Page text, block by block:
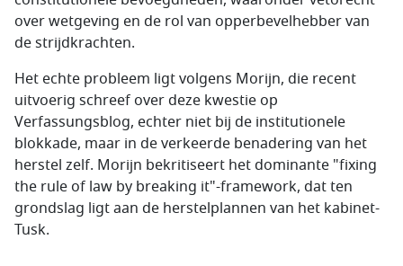
over wetgeving en de rol van opperbevelhebber van
de strijdkrachten.
Het echte probleem ligt volgens Morijn, die recent
uitvoerig schreef over deze kwestie op
Verfassungsblog, echter niet bij de institutionele
blokkade, maar in de verkeerde benadering van het
herstel zelf. Morijn bekritiseert het dominante "fixing
the rule of law by breaking it"-framework, dat ten
grondslag ligt aan de herstelplannen van het kabinet-
Tusk.